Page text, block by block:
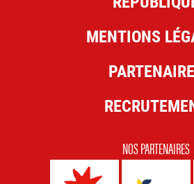
MENTIONS
NOS PARTENAIRES